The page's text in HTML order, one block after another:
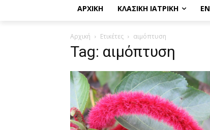
ΑΡΧΙΚΉ ΚΛΑΣΙΚΉ ΙΑΤΡΙΚΉ
Αρχική Ετικέτες αιμόπτυση
Tag: αιμόπτυση